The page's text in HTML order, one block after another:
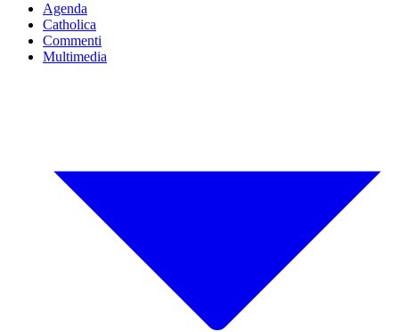
Agenda
Catholica
Commenti
Multimedia